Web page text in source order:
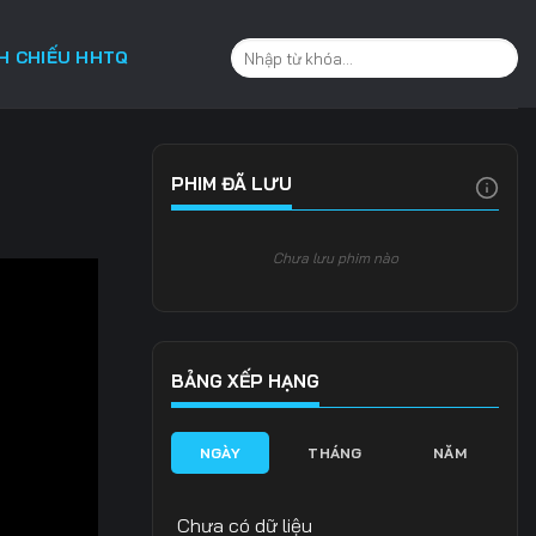
CHIẾU HHTQ
PHIM ĐÃ LƯU
Chưa lưu phim nào
BẢNG XẾP HẠNG
NGÀY THÁNG NĂM
Chưa có dữ liệu